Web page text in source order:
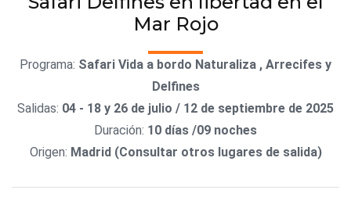
Mar Rojo
Programa: Safari Vida a bordo Naturaliza , Arrecifes y
Delfines
Salidas: 04 - 18 y 26 de julio / 12 de septiembre de 2025
Duración: 10 días /09 noches
Origen: Madrid (Consultar otros lugares de salida)